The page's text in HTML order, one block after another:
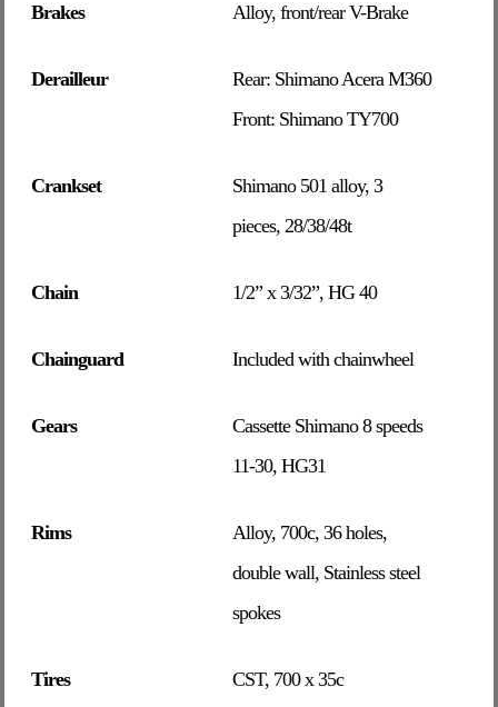
Brakes Alloy, front/rear V-Brake
Derailleur
Rear: Shimano Acera M360
Front: Shimano TY700
Crankset
Shimano 501 alloy, 3
pieces, 28/38/48t
Chain 1/2” x 3/32”, HG 40
Chainguard Included with chainwheel
Gears
Cassette Shimano 8 speeds
11-30, HG31
Rims
Alloy, 700c, 36 holes,
double wall, Stainless steel
spokes
Tires CST, 700 x 35c